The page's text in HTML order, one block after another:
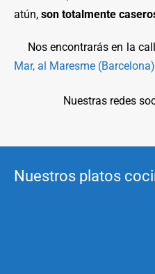
atún, son totalmente
Nos encontrarás en la
Mar, al Maresme (Barcelona)
Nuestras redes
Nuestros platos